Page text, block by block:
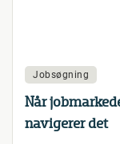
Jobsøgning
Når
navigerer det